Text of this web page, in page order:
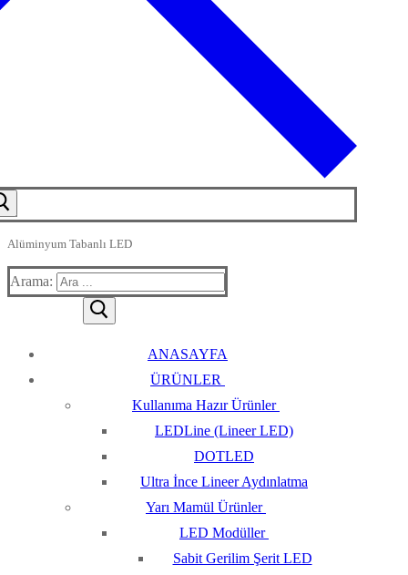
Alüminyum Tabanlı LED
Arama:
ANASAYFA
ÜRÜNLER
Kullanıma Hazır Ürünler
LEDLine (Lineer LED)
DOTLED
Ultra İnce Lineer Aydınlatma
Yarı Mamül Ürünler
LED Modüller
Sabit Gerilim Şerit LED